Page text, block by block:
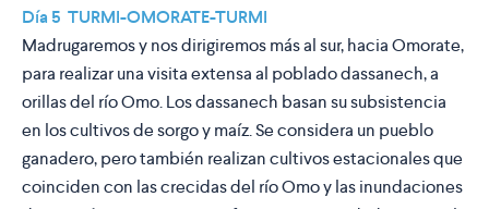
Día 5 TURMI-OMORATE-TURMI
Madrugaremos y nos dirigiremos más al sur, hacia Omorate,
para realizar una visita extensa al poblado dassanech, a
orillas del río Omo. Los dassanech basan su subsistencia
en los cultivos de sorgo y maíz. Se considera un pueblo
ganadero, pero también realizan cultivos estacionales que
coinciden con las crecidas del río Omo y las inundaciones